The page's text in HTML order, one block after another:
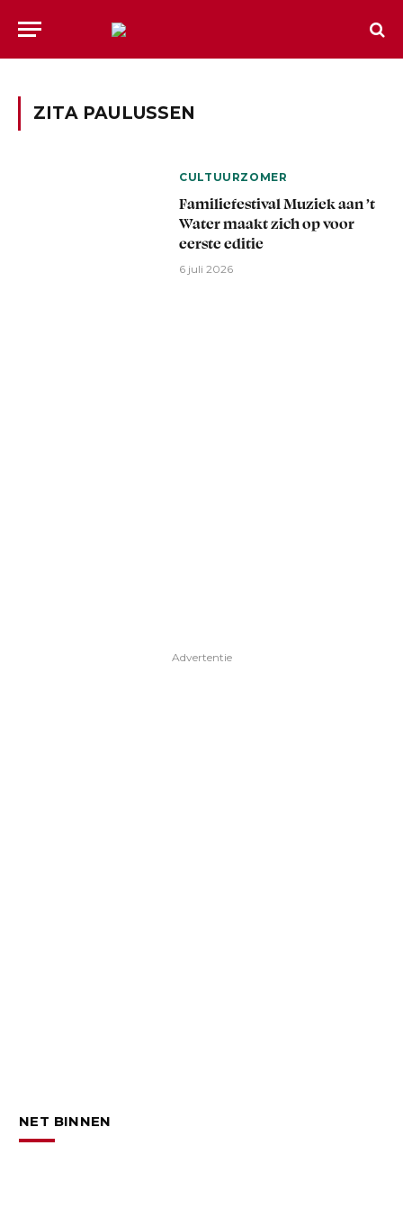
ZITA PAULUSSEN
CULTUURZOMER
Familiefestival Muziek aan ’t
Water maakt zich op voor
eerste editie
6 juli 2026
Advertentie
NET BINNEN